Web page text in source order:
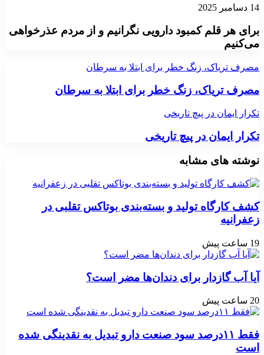
14 دسامبر 2025
برای هر قلم کمبود دارویی نگرانیم و از مردم عذرخواهی
می‌کنیم
مصرف تریاک، زنگ خطر برای ابتلا به سرطان
مصرف تریاک، زنگ خطر برای ابتلا به سرطان
تکرار ایمان در پیچ تاریخی
تکرار ایمان در پیچ تاریخی
نوشته های مشابه
کشف کارگاه تولید و بسته‌بندی بوتاکس تقلبی در
زعفرانیه
19 ساعت پیش
آیا آب گازدار برای دندان‌ها مضر است؟
20 ساعت پیش
فقط ۱۱‌درصد سود صنعت دارو تبدیل به نقدینگی شده
است